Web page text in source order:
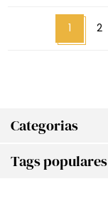
Categorias
Tags populares
1 2